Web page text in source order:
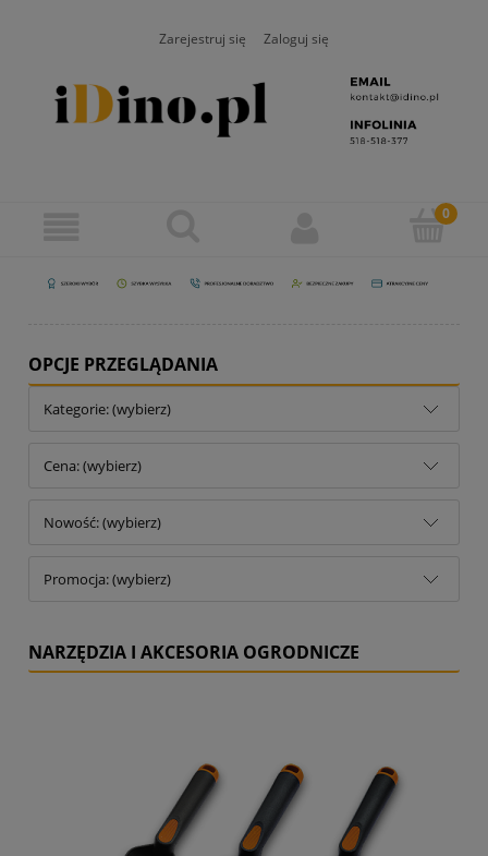
Zarejestruj się Zaloguj się
OPCJE PRZEGLĄDANIA
Kategorie: (wybierz)
Cena: (wybierz)
Nowość: (wybierz)
Promocja: (wybierz)
NARZĘDZIA I AKCESORIA OGRODNICZE